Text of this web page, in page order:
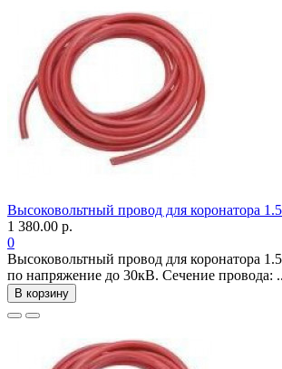
Высоковольтный провод для коронатора
1 380.00 р.
0
Высоковольтный провод для коронатора
по напряжение до 30кВ. Сечение провода: ..
В корзину